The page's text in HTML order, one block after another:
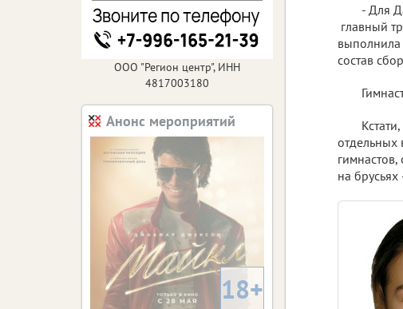
- Для
главный
выполнила
состав
отдельных
на
ООО "Регион центр", ИНН
4817003180
Анонс мероприятий
18+